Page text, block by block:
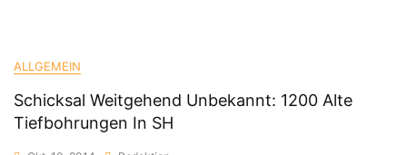
ALLGEMEIN
Schicksal Weitgehend Unbekannt: 1200 Alte
Tiefbohrungen In SH